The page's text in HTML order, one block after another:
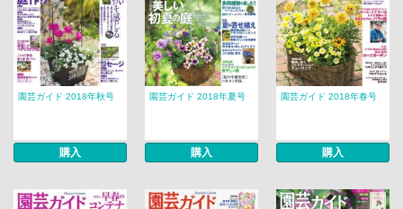
園芸ガイド 2018年秋号
購入
園芸ガイド 2018年夏号
購入
園芸ガイド 2018年春号
購入